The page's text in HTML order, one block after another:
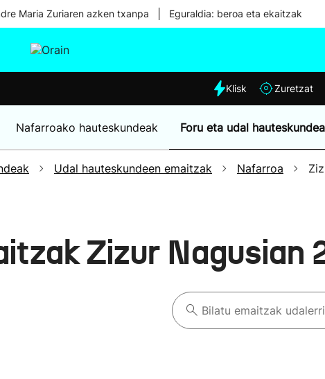
Maria Zuriaren azken txanpa Eguraldia: beroa eta ekaitzak
Eguraldia
Klisk Zuretzat
Nafarroako hauteskundeak Foru eta udal
Udal hauteskundeen emaitzak Nafarroa
Zizur Nagusian